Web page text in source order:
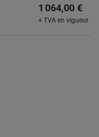
PLAQUETTES
1 064,00 €
+ TVA en vigueur